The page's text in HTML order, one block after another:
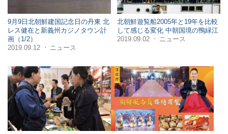
9月9日北朝鮮建国記念日の丹東 北
レス健在と新義州カジノタウン計
画（1/2）
2019.09.12
・ ニュース
北朝鮮遊覧船2005年と19年を比較
して感じる変化 中朝国境の鴨緑江
2019.09.02
・ ニュース